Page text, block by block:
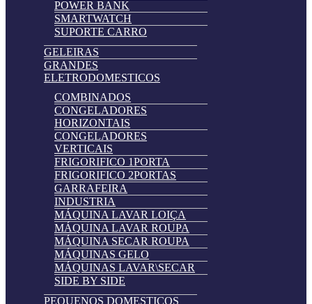
POWER BANK
SMARTWATCH
SUPORTE CARRO
GELEIRAS
GRANDES
ELETRODOMESTICOS
COMBINADOS
CONGELADORES
HORIZONTAIS
CONGELADORES
VERTICAIS
FRIGORIFICO 1PORTA
FRIGORIFICO 2PORTAS
GARRAFEIRA
INDUSTRIA
MÁQUINA LAVAR LOIÇA
MÁQUINA LAVAR ROUPA
MÁQUINA SECAR ROUPA
MÁQUINAS GELO
MÁQUINAS LAVAR\SECAR
SIDE BY SIDE
PEQUENOS DOMESTICOS